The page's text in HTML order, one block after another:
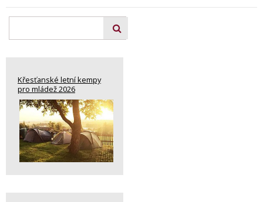
Křesťanské letní kempy
pro mládež 2026